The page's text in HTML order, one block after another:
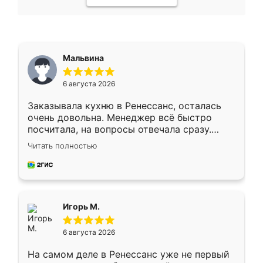
Мальвина
6 августа 2026
Заказывала кухню в Ренессанс, осталась
очень довольна. Менеджер всё быстро
посчитала, на вопросы отвечала сразу.
Замерщик приехал в субботу, подошёл к
делу со всей ответственностью. Собрали
за день, ребята работали аккуратно, даже
Читать полностью
Игорь М.
6 августа 2026
На самом деле в Ренессанс уже не первый